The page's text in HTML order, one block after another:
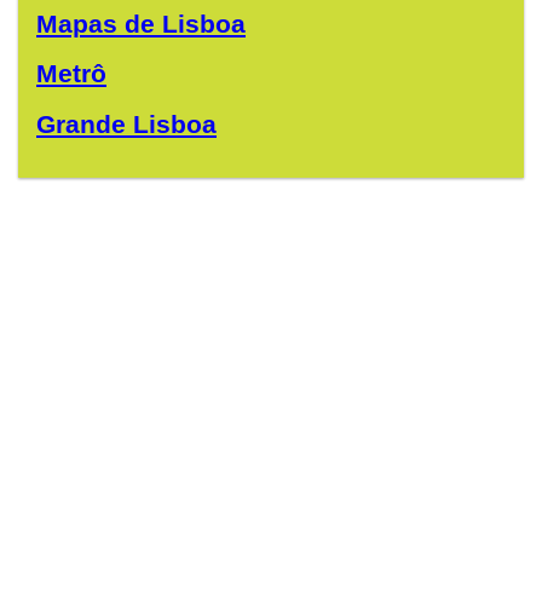
Mapas de Lisboa
Metrô
Grande Lisboa